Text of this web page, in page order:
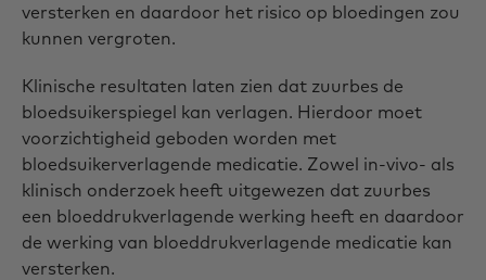
versterken en daardoor het risico op bloedingen zou
kunnen vergroten.
Klinische resultaten laten zien dat zuurbes de
bloedsuikerspiegel kan verlagen. Hierdoor moet
voorzichtigheid geboden worden met
bloedsuikerverlagende medicatie. Zowel in-vivo- als
klinisch onderzoek heeft uitgewezen dat zuurbes
een bloeddrukverlagende werking heeft en daardoor
de werking van bloeddrukverlagende medicatie kan
versterken.